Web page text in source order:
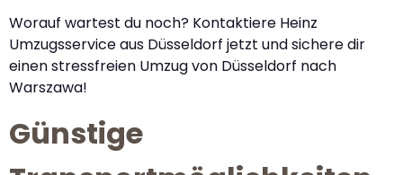
Worauf wartest du noch? Kontaktiere Heinz
Umzugsservice aus Düsseldorf jetzt und sichere dir
einen stressfreien Umzug von Düsseldorf nach
Warszawa!
Günstige